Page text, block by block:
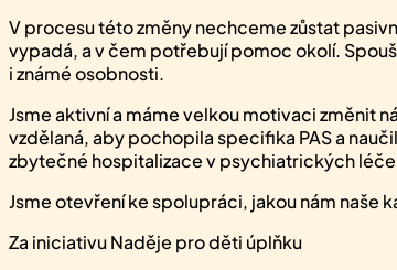
V procesu této změny nechceme zůstat
vypadá, a v čem potřebují pomoc okolí.
i známé osobnosti.
Jsme aktivní a máme velkou motivaci změnit
vzdělaná, aby pochopila specifika PAS a
zbytečné hospitalizace v psychiatrických
Jsme otevření ke spolupráci, jakou nám naše
Za iniciativu Naděje pro děti úplňku